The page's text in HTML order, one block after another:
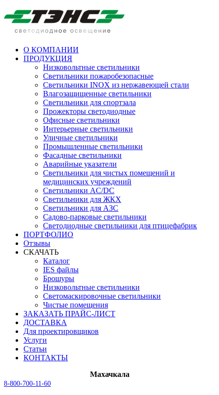
О КОМПАНИИ
ПРОДУКЦИЯ
Низковольтные светильники
Cветильники пожаробезопасные
Светильники INOX из нержавеющей стали
Влагозащищенные светильники
Светильники для спортзала
Прожекторы светодиодные
Офисные светильники
Интерьерные светильники
Уличные светильники
Промышленные светильники
Фасадные светильники
Аварийные указатели
Светильники для чистых помещений и
медицинских учреждений
Светильники AC/DC
Светильники для ЖКХ
Светильники для АЗС
Садово-парковые светильники
Светодиодные светильники для птицефабрик
ПОРТФОЛИО
Отзывы
СКАЧАТЬ
Каталог
IES файлы
Брошуры
Низковольтные светильники
Светомаскировочные светильники
Чистые помещения
ЗАКАЗАТЬ ПРАЙС-ЛИСТ
ДОСТАВКА
Для проектировщиков
Услуги
Статьи
КОНТАКТЫ
Махачкала
8-800-700-11-60